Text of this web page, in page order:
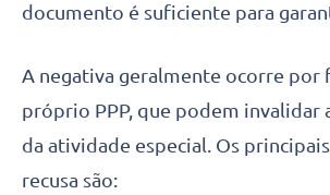
documento é suficiente para
A negativa geralmente ocorre por
próprio PPP, que podem invalidar
da atividade especial. Os
recusa são: